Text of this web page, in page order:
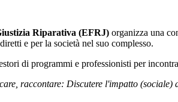
Riparativa (EFRJ) organizza una
e per la società nel suo complesso.
di programmi e professionisti per
raccontare: Discutere l'impatto (sociale)